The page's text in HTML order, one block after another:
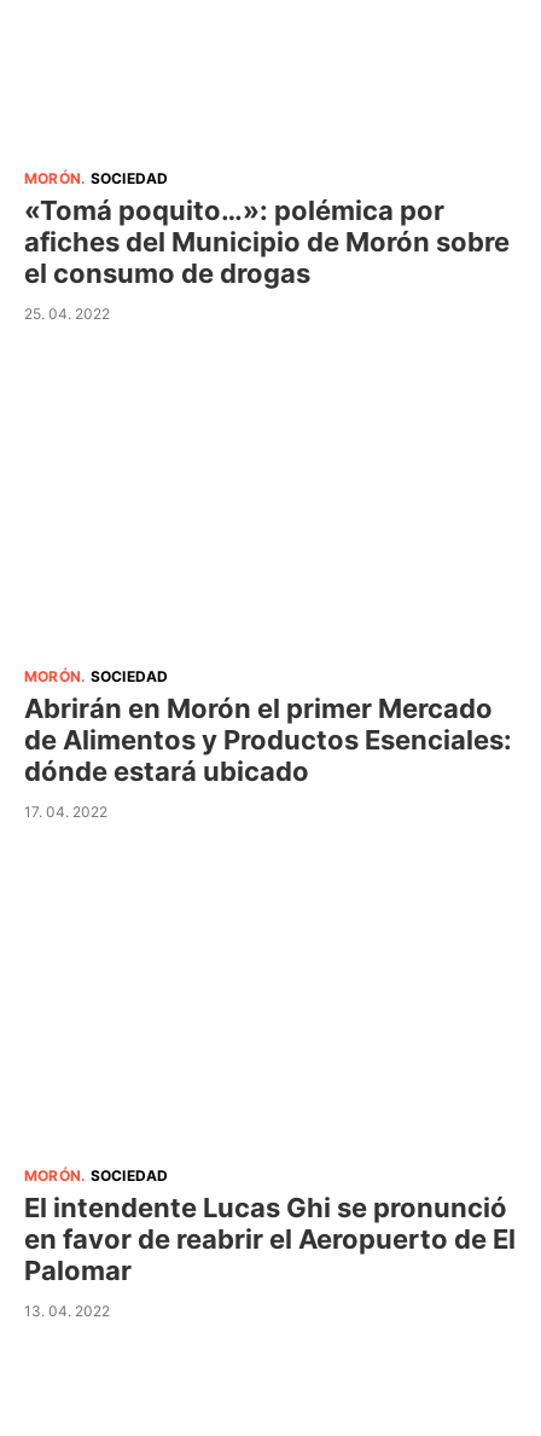
MORÓN. SOCIEDAD
«Tomá poquito…»: polémica por
afiches del Municipio de Morón sobre
el consumo de drogas
25. 04. 2022
MORÓN. SOCIEDAD
Abrirán en Morón el primer Mercado
de Alimentos y Productos Esenciales:
dónde estará ubicado
17. 04. 2022
MORÓN. SOCIEDAD
El intendente Lucas Ghi se pronunció
en favor de reabrir el Aeropuerto de El
Palomar
13. 04. 2022